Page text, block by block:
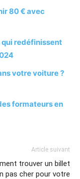
80 € avec
redéfinissent
votre voiture ?
formateurs en
Article suivant
trouver un billet
pas cher pour votre